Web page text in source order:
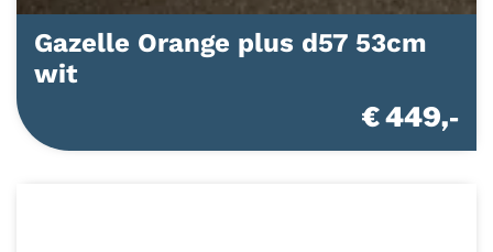
Gazelle Orange plus d57 53cm
wit
€ 449,-